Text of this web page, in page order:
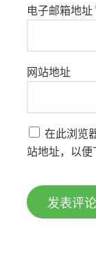
电子邮箱地址
网站地址
在此浏览
站地址，以便